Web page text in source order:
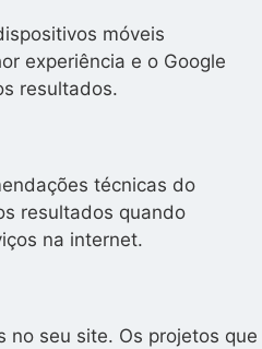
móveis
experiência e o Google
resultados.
técnicas do
resultados quando
na internet.
no seu site. Os projetos que